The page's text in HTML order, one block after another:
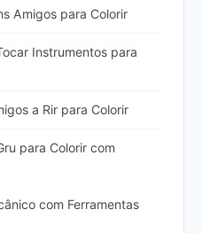
Amigos para Colorir
Instrumentos para
a Rir para Colorir
para Colorir com
com Ferramentas